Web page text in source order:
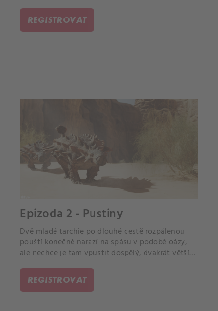
REGISTROVAT
Epizoda 2 - Pustiny
Dvě mladé tarchie po dlouhé cestě rozpálenou
pouští konečně narazí na spásu v podobě oázy,
ale nechce je tam vpustit dospělý, dvakrát větší
REGISTROVAT